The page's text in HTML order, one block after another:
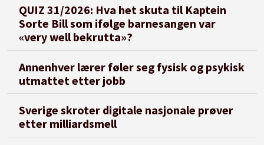
QUIZ 31/2026: Hva het skuta til Kaptein
Sorte Bill som ifølge barnesangen var
«very well bekrutta»?
Annenhver lærer føler seg fysisk og psykisk
utmattet etter jobb
Sverige skroter digitale nasjonale prøver
etter milliardsmell